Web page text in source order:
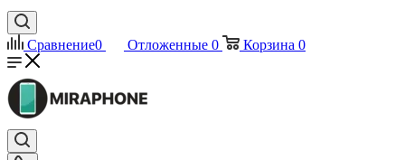
Сравнение0 Отложенные 0 Корзина 0